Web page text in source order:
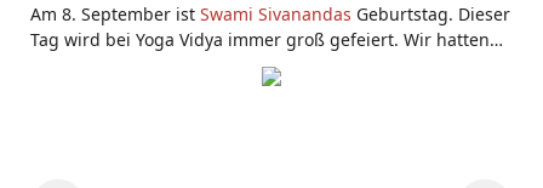
Am 8. September ist Swami Sivanandas Geburtstag. Dieser
Tag wird bei Yoga Vidya immer groß gefeiert. Wir hatten
am 8.9.2011 zwei Pujas: Um 16.30 die etwas kleinere
Puja, und um 20h die größere Sivananda-